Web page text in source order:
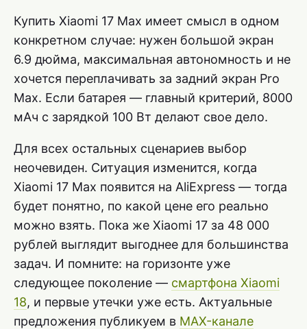
Купить Xiaomi 17 Max имеет смысл в одном
конкретном случае: нужен большой экран
6.9 дюйма, максимальная автономность и не
хочется переплачивать за задний экран Pro
Max. Если батарея — главный критерий, 8000
мАч с зарядкой 100 Вт делают свое дело.
Для всех остальных сценариев выбор
неочевиден. Ситуация изменится, когда
Xiaomi 17 Max появится на AliExpress — тогда
будет понятно, по какой цене его реально
можно взять. Пока же Xiaomi 17 за 48 000
рублей выглядит выгоднее для большинства
задач. И помните: на горизонте уже
следующее поколение — смартфона Xiaomi
18, и первые утечки уже есть. Актуальные
предложения публикуем в MAX-канале